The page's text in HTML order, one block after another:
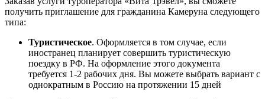
получить приглашение для гражданина Камеруна следующего
типа:
Туристическое. Оформляется в том случае, если
иностранец планирует совершить туристическую
поездку в РФ. На оформление этого документа
требуется 1-2 рабочих дня. Вы можете выбрать вариант с
однократным в Россию на протяжении 15 дней